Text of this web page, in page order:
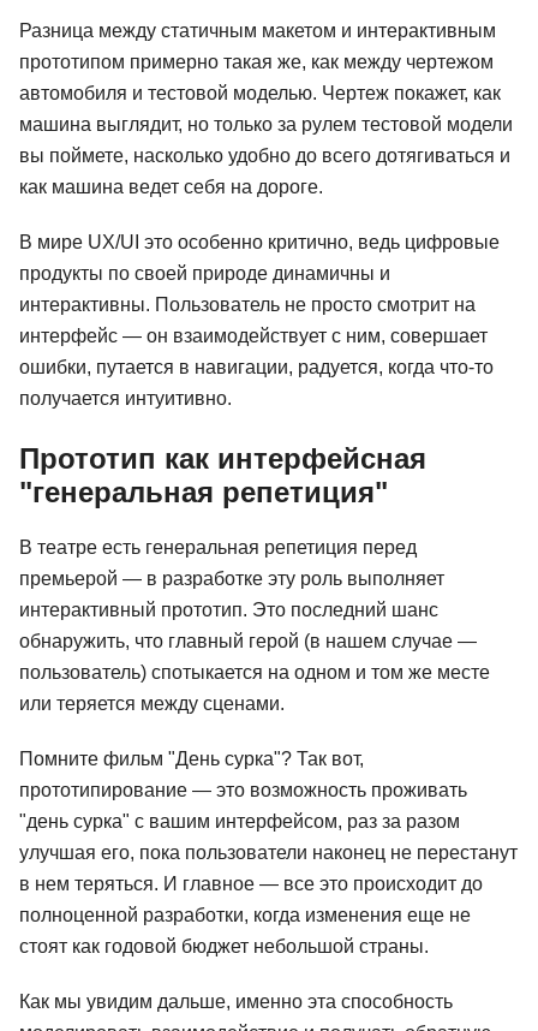
Разница между статичным макетом и интерактивным
прототипом примерно такая же, как между чертежом
автомобиля и тестовой моделью. Чертеж покажет, как
машина выглядит, но только за рулем тестовой модели
вы поймете, насколько удобно до всего дотягиваться и
как машина ведет себя на дороге.
В мире UX/UI это особенно критично, ведь цифровые
продукты по своей природе динамичны и
интерактивны. Пользователь не просто смотрит на
интерфейс — он взаимодействует с ним, совершает
ошибки, путается в навигации, радуется, когда что-то
получается интуитивно.
Прототип как интерфейсная
"генеральная репетиция"
В театре есть генеральная репетиция перед
премьерой — в разработке эту роль выполняет
интерактивный прототип. Это последний шанс
обнаружить, что главный герой (в нашем случае —
пользователь) спотыкается на одном и том же месте
или теряется между сценами.
Помните фильм "День сурка"? Так вот,
прототипирование — это возможность проживать
"день сурка" с вашим интерфейсом, раз за разом
улучшая его, пока пользователи наконец не перестанут
в нем теряться. И главное — все это происходит до
полноценной разработки, когда изменения еще не
стоят как годовой бюджет небольшой страны.
Как мы увидим дальше, именно эта способность